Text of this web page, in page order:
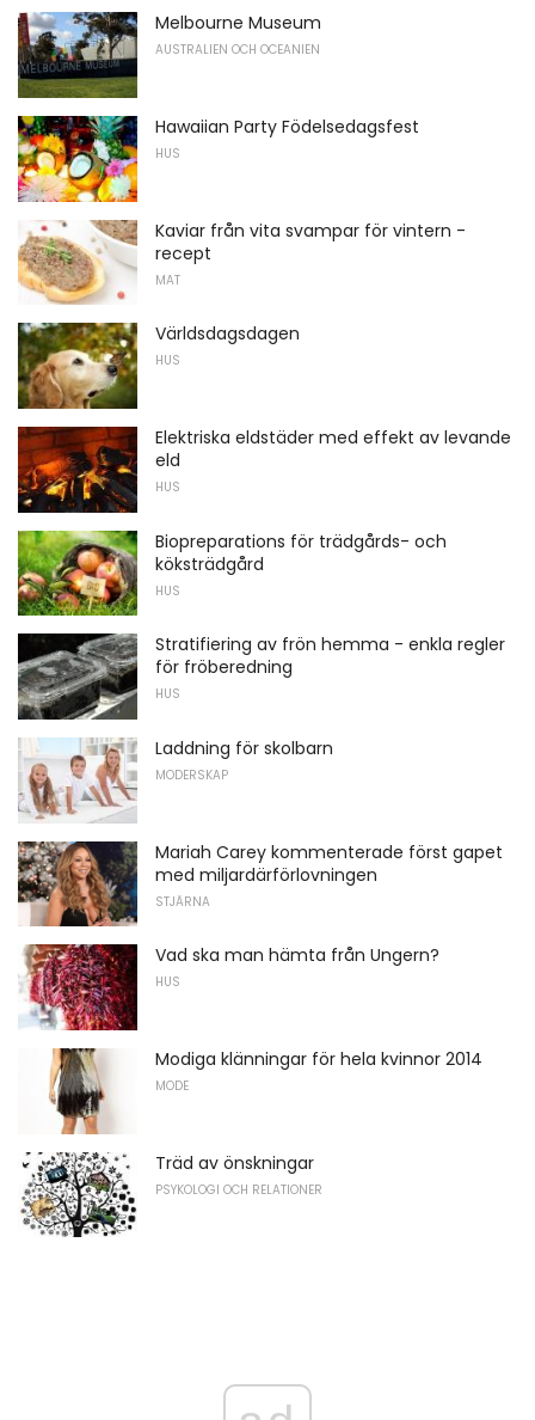
Melbourne Museum
AUSTRALIEN OCH OCEANIEN
Hawaiian Party Födelsedagsfest
HUS
Kaviar från vita svampar för vintern -
recept
MAT
Världsdagsdagen
HUS
Elektriska eldstäder med effekt av levande
eld
HUS
Biopreparations för trädgårds- och
köksträdgård
HUS
Stratifiering av frön hemma - enkla regler
för fröberedning
HUS
Laddning för skolbarn
MODERSKAP
Mariah Carey kommenterade först gapet
med miljardärförlovningen
STJÄRNA
Vad ska man hämta från Ungern?
HUS
Modiga klänningar för hela kvinnor 2014
MODE
Träd av önskningar
PSYKOLOGI OCH RELATIONER